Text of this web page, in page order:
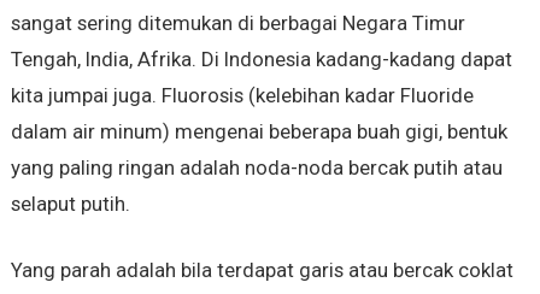
sangat sering ditemukan di berbagai Negara Timur
Tengah, India, Afrika. Di Indonesia kadang-kadang dapat
kita jumpai juga. Fluorosis (kelebihan kadar Fluoride
dalam air minum) mengenai beberapa buah gigi, bentuk
yang paling ringan adalah noda-noda bercak putih atau
selaput putih.
Yang parah adalah bila terdapat garis atau bercak coklat